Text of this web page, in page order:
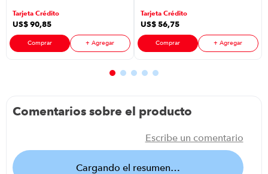
Blanco
Tarjeta Crédito
US$90,85
Comprar + Agregar
360 Exteriores
Color Blanco
Tarjeta Crédito
US$56,75
Comprar + Agregar
Comentarios sobre el producto
Cargando el resumen…
Escribe un comentario